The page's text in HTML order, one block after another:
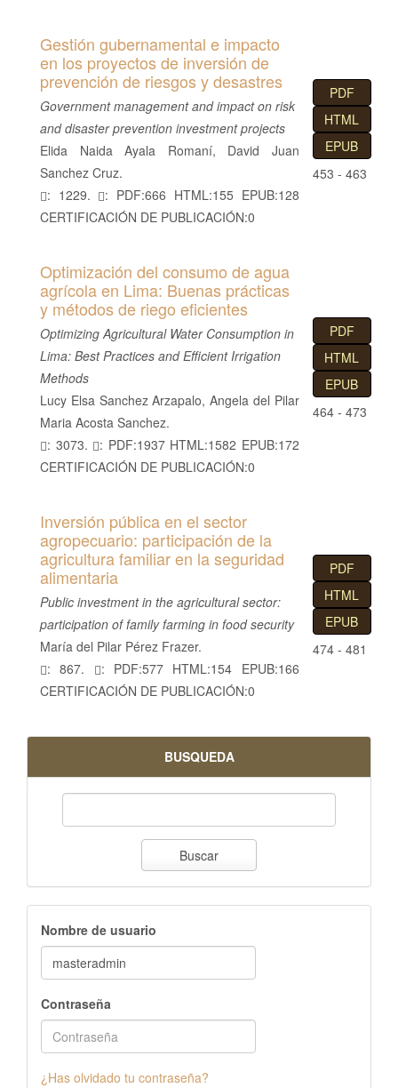
Gestión gubernamental e impacto
en los proyectos de inversión de
prevención de riesgos y desastres
Government management and impact on risk
and disaster prevention investment projects
Elida Naida Ayala Romaní, David Juan
Sanchez Cruz.
: 1229.
: PDF:666 HTML:155 EPUB:128
CERTIFICACIÓN DE PUBLICACIÓN:0
PDF
HTML
EPUB
453 - 463
Optimización del consumo de agua
agrícola en Lima: Buenas prácticas
y métodos de riego eficientes
Optimizing Agricultural Water Consumption in
Lima: Best Practices and Efficient Irrigation
Methods
Lucy Elsa Sanchez Arzapalo, Angela del Pilar
Maria Acosta Sanchez.
: 3073.
: PDF:1937 HTML:1582 EPUB:172
CERTIFICACIÓN DE PUBLICACIÓN:0
PDF
HTML
EPUB
464 - 473
Inversión pública en el sector
agropecuario: participación de la
agricultura familiar en la seguridad
alimentaria
Public investment in the agricultural sector:
participation of family farming in food security
María del Pilar Pérez Frazer.
: 867.
: PDF:577 HTML:154 EPUB:166
CERTIFICACIÓN DE PUBLICACIÓN:0
PDF
HTML
EPUB
474 - 481
BUSQUEDA
Buscar
Nombre de usuario
Contraseña
¿Has olvidado tu contraseña?